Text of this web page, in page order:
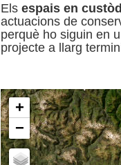
Els espais en
actuacions de
perquè ho siguin en
projecte a llarg
+
−